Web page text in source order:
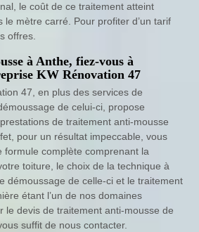
le coût de ce traitement atteint
le mètre carré. Pour profiter d’un tarif
offres.
à Anthe, fiez-vous à
KW Rénovation 47
47, en plus des services de
de celui-ci, propose
de traitement anti-mousse
pour un résultat impeccable, vous
formule complète comprenant la
toiture, le choix de la technique à
démoussage de celle-ci et le traitement
étant l’un de nos domaines
le devis de traitement anti-mousse de
suffit de nous contacter.